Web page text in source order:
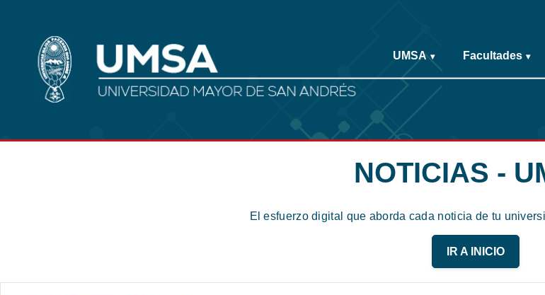
UMSA ▾ Facultades ▾
NOTICIAS -
El esfuerzo digital que aborda cada noticia de tu
IR A INICIO